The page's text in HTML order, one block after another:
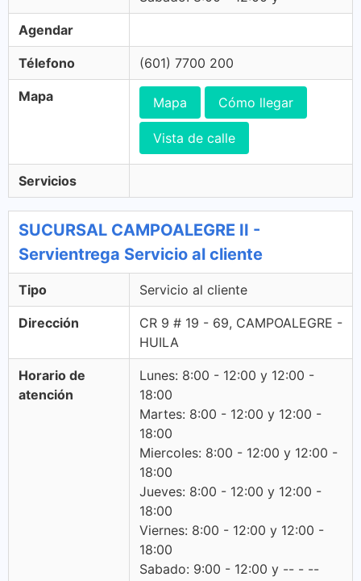
Agendar
Télefono (601) 7700 200
Mapa Mapa Cómo llegar
Vista de calle
Servicios
SUCURSAL CAMPOALEGRE II -
Servientrega Servicio al cliente
Tipo Servicio al cliente
Dirección
CR 9 # 19 - 69, CAMPOALEGRE -
HUILA
Horario de
atención
Lunes: 8:00 - 12:00 y 12:00 -
18:00
Martes: 8:00 - 12:00 y 12:00 -
18:00
Miercoles: 8:00 - 12:00 y 12:00 -
18:00
Jueves: 8:00 - 12:00 y 12:00 -
18:00
Viernes: 8:00 - 12:00 y 12:00 -
18:00
Sabado: 9:00 - 12:00 y -- - --